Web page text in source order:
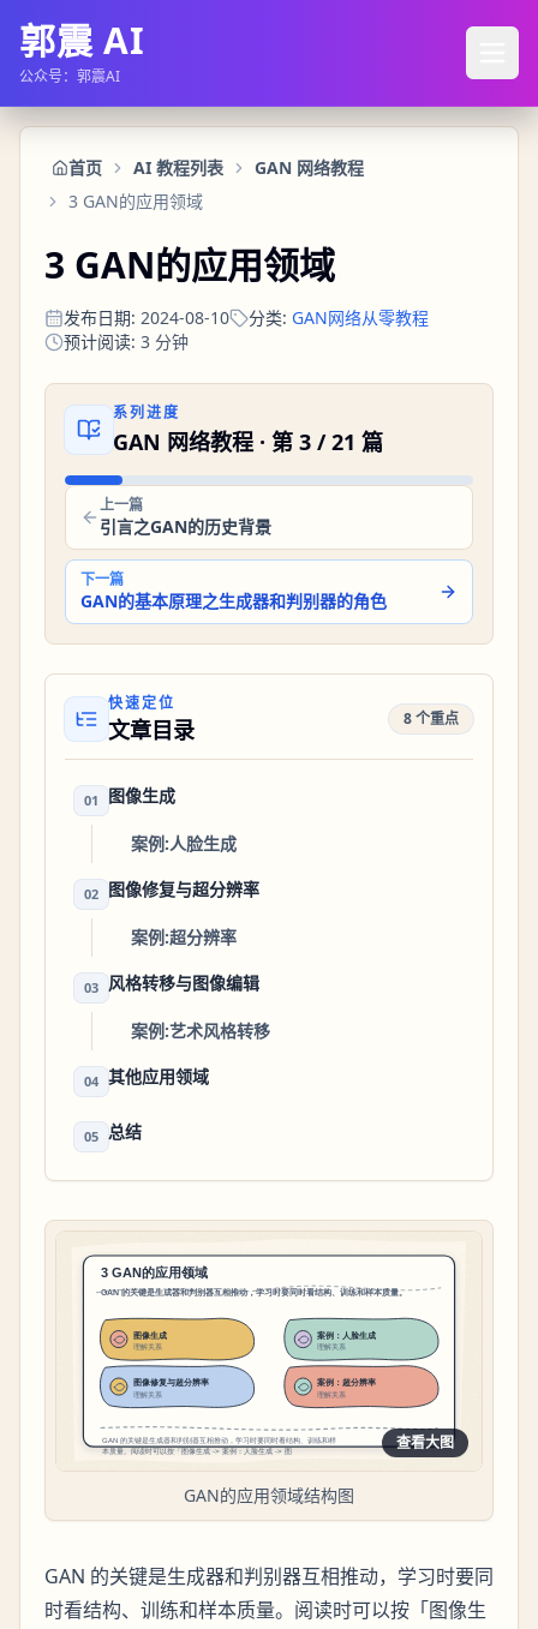
郭震 AI
公众号：郭震AI
首页 AI 教程列表
GAN 网络教程
3 GAN的应用领域
3 GAN的应用领域
发布日期: 2024-08-10 分类: GAN网络从零教程
预计阅读: 3 分钟
系列进度
GAN 网络教程 · 第 3 /21 篇
上一篇
引言之GAN的历史背景
下一篇
GAN的基本原理之生成器和判别器的角色
快速定位
文章目录 8 个重点
01 图像生成
案例:人脸生成
02 图像修复与超分辨率
案例:超分辨率
03 风格转移与图像编辑
案例:艺术风格转移
04 其他应用领域
05 总结
查看大图
GAN的应用领域结构图
GAN 的关键是生成器和判别器互相推动，学习时要同
时看结构、训练和样本质量。阅读时可以按「图像生